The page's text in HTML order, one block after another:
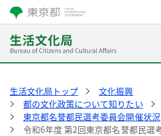
生活文化局トップ
文化振興
都の文化政策について知りたい
東京都名誉都民選考委員会開催状況
令和6年度 第2回東京都名誉都民選